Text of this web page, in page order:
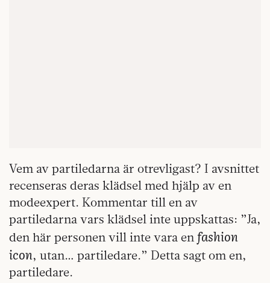
Vem av partiledarna är otrevligast? I avsnittet
recenseras deras klädsel med hjälp av en
modeexpert. Kommentar till en av
partiledarna vars klädsel inte uppskattas: ”Ja,
den här personen vill inte vara en fashion
icon, utan… partiledare.” Detta sagt om en,
partiledare.